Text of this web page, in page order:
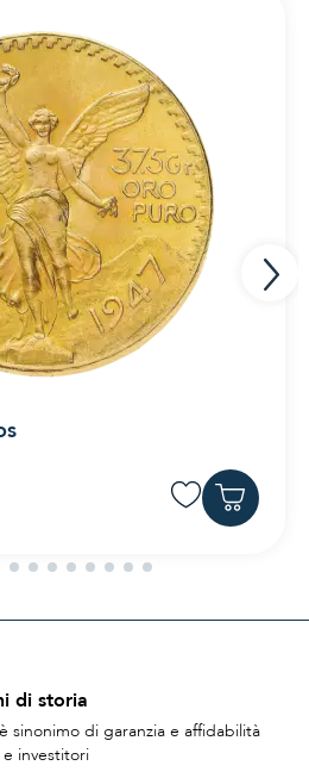
di storia
sinonimo di garanzia e affidabilità
investitori